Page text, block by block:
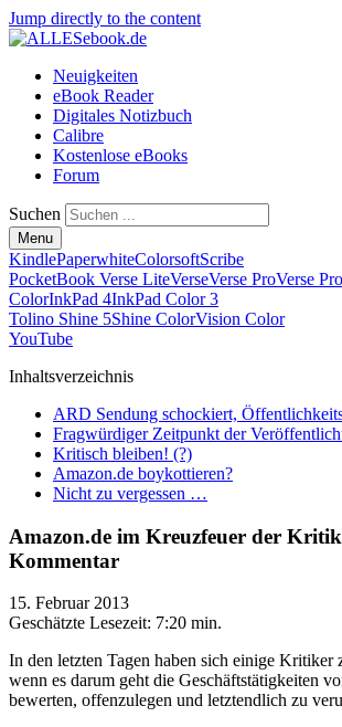
Jump directly to the content
Neuigkeiten
eBook Reader
Digitales Notizbuch
Calibre
Kostenlose eBooks
Forum
Suchen
Menu
KindlePaperwhiteColorsoftScribe
PocketBook Verse LiteVerseVerse ProVerse
ColorInkPad 4InkPad Color 3
Tolino Shine 5Shine ColorVision Color
YouTube
Inhaltsverzeichnis
ARD Sendung schockiert,
Fragwürdiger Zeitpunkt der
Kritisch bleiben! (?)
Amazon.de boykottieren?
Nicht zu vergessen …
Amazon.de im Kreuzfeuer der
Kommentar
15. Februar 2013
Geschätzte Lesezeit: 7:20 min.
In den letzten Tagen haben sich einige Kritiker
wenn es darum geht die Geschäftstätigkeiten
bewerten, offenzulegen und letztendlich zu